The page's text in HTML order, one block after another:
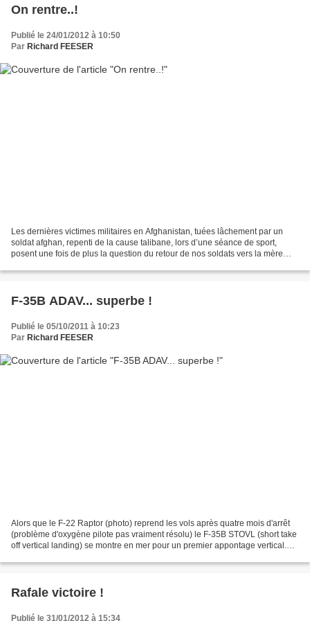
On rentre..!
Publié le 24/01/2012 à 10:50
Par Richard FEESER
Les dernières victimes militaires en Afghanistan, tuées lâchement par un
soldat afghan, repenti de la cause talibane, lors d’une séance de sport,
posent une fois de plus la question du retour de nos soldats vers la mère
F-35B ADAV... superbe !
Publié le 05/10/2011 à 10:23
Par Richard FEESER
Alors que le F-22 Raptor (photo) reprend les vols après quatre mois d'arrêt
(problème d'oxygène pilote pas vraiment résolu) le F-35B STOVL (short take
off vertical landing) se montre en mer pour un premier appontage vertical.
Rafale victoire !
Publié le 31/01/2012 à 15:34